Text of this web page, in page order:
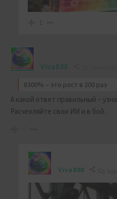
1
Viva888
8300% – это рост в 200 раз
А какой ответ правильный –
Расчехляйте свои ИИ и в бой.
Viva888